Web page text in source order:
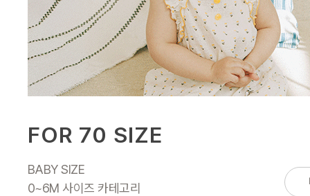
FOR 70 SIZE
BABY SIZE
0~6M 사이즈 카테고리